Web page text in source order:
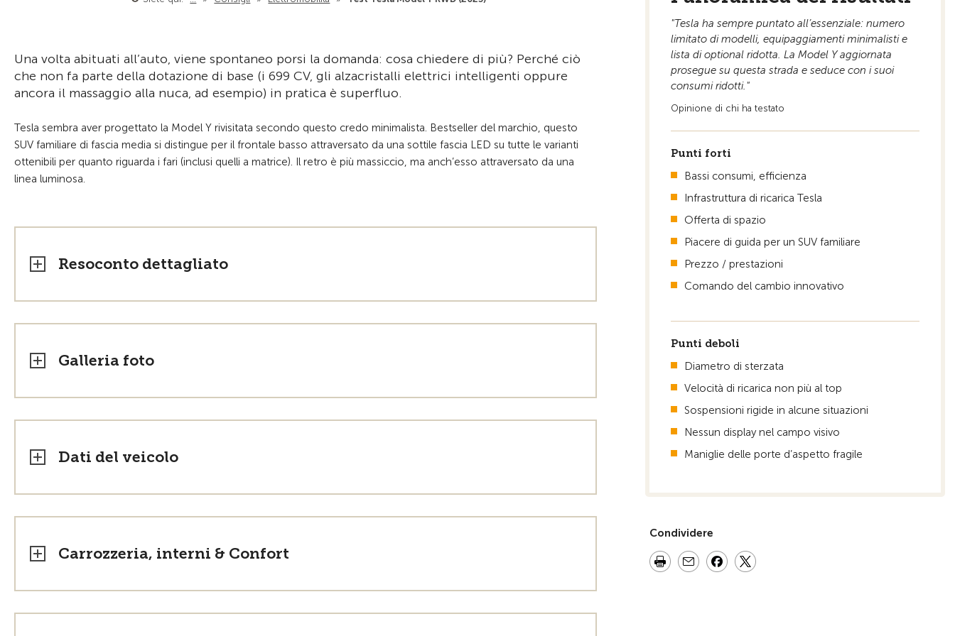
Alla pagina iniziale
Una volta abituati all’auto, viene spontaneo porsi la domanda: cosa chiedere di più? Perché ciò
che non fa parte della dotazione di base (i 699 CV, gli alzacristalli elettrici intelligenti oppure
ancora il massaggio alla nuca, ad esempio) in pratica è superfluo.
Tesla sembra aver progettato la Model Y rivisitata secondo questo credo minimalista. Bestseller del marchio, questo
SUV familiare di fascia media si distingue per il frontale basso attraversato da una sottile fascia LED su tutte le varianti
ottenibili per quanto riguarda i fari (inclusi quelli a matrice). Il retro è più massiccio, ma anch’esso attraversato da una
linea luminosa.
Resoconto dettagliato
Galleria foto
Dati del veicolo
Carrozzeria, interni & Confort
"Tesla ha sempre puntato all’essenziale: numero
limitato di modelli, equipaggiamenti minimalisti e
lista di optional ridotta. La Model Y aggiornata
prosegue su questa strada e seduce con i suoi
consumi ridotti."
Opinione di chi ha testato
Punti forti
Bassi consumi, efficienza
Infrastruttura di ricarica Tesla
Offerta di spazio
Piacere di guida per un SUV familiare
Prezzo / prestazioni
Comando del cambio innovativo
Punti deboli
Diametro di sterzata
Velocità di ricarica non più al top
Sospensioni rigide in alcune situazioni
Nessun display nel campo visivo
Maniglie delle porte d’aspetto fragile
Condividere